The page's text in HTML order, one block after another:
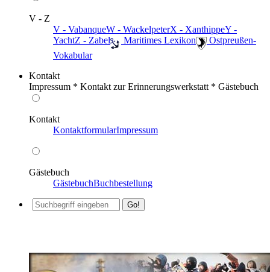
V - Z
V - VabanqueW - WackelpeterX - XanthippeY -
YachtZ - Zabel ️ Maritimes Lexikon
️ Ostpreußen-
Vokabular
Kontakt
Impressum * Kontakt zur Erinnerungswerkstatt * Gästebuch
Kontakt
KontaktformularImpressum
Gästebuch
GästebuchBuchbestellung